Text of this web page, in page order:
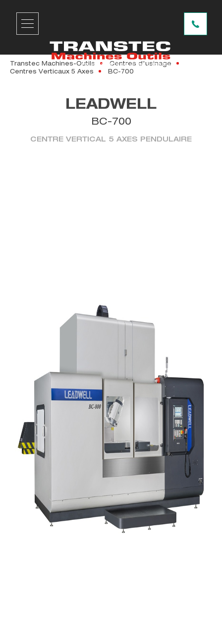
Transtec Machines-Outils
Centres d'usinage
Centres Verticaux 5 Axes
BC-700
LEADWELL
BC-700
CENTRE VERTICAL 5 AXES PENDULAIRE